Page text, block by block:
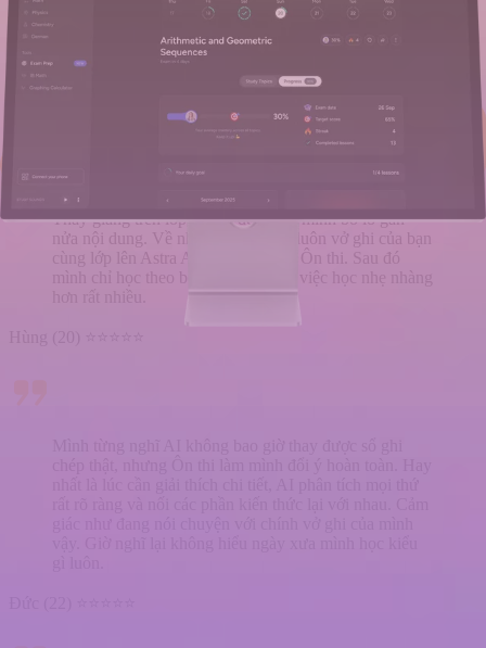
Lần nào cũng y chang – có người nhắn “ê gửi cho tớ
hình chụp vở ghi với” rồi mình mất hàng giờ lo vụ đó.
Giờ mình chỉ gửi một đường link Ôn thi, là họ có hết
tài liệu và có thể bắt đầu ôn kiểm tra luôn.
Thầy giảng trên lớp nhanh đến mức mình bỏ lỡ gần
nửa nội dung. Về nhà mình upload luôn vở ghi của bạn
cùng lớp lên Astra AI và tạo một bộ Ôn thi. Sau đó